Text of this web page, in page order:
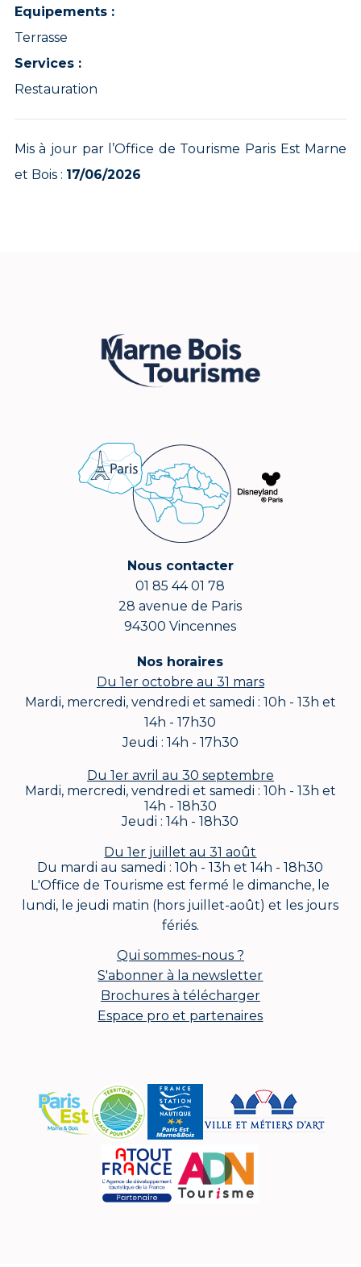
Equipements :
Terrasse
Services :
Restauration
Mis à jour par l’Office de Tourisme Paris Est Marne
et Bois : 17/06/2026
Nous contacter
01 85 44 01 78
28 avenue de Paris
94300 Vincennes
Nos horaires
Du 1er octobre au 31 mars
Mardi, mercredi, vendredi et samedi : 10h - 13h et
14h - 17h30
Jeudi : 14h - 17h30
Du 1er avril au 30 septembre
Mardi, mercredi, vendredi et samedi : 10h - 13h et
14h - 18h30
Jeudi : 14h - 18h30
Du 1er juillet au 31 août
Du mardi au samedi : 10h - 13h et 14h - 18h30
L'Office de Tourisme est fermé le dimanche, le
lundi, le jeudi matin (hors juillet-août) et les jours
fériés.
Qui sommes-nous ?
S'abonner à la newsletter
Brochures à télécharger
Espace pro et partenaires